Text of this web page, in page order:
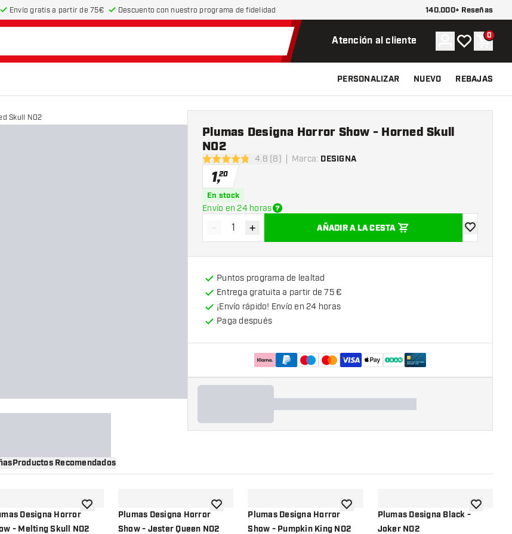
Envío gratis a partir de 75€ Descuento con nuestro programa de fidelidad 140.000+ Reseñas
Atención al cliente Cuenta
Mi lista de
0
PERSONALIZAR NUEVO REBAJAS
Skull NO2
4.8 estrellas de puntuación
4.8 (8) Marca: DESIGNA
Plumas Designa Horror Show - Horned Skull
NO2
1,20
En stock
Envío en 24 horas
Disminuir cantidad
- Aumentar cantidad
+ AÑADIR A LA CESTA
añadir a la
Puntos programa de lealtad
Entrega gratuita a partir de 75 €
¡Envío rápido! Envío en 24 horas
Paga después
Productos Recomendados
de deseos
Designa Horror
- Melting Skull NO2
añadir a la lista de deseos
Plumas Designa Horror
Show - Jester Queen NO2
añadir a la lista de deseos
Plumas Designa Horror
Show - Pumpkin King NO2
añadir a la lista de deseos
Plumas Designa Black -
Joker NO2
añadir a